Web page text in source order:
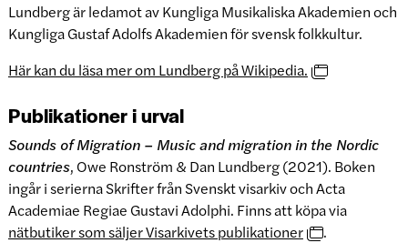
Lundberg är ledamot av Kungliga Musikaliska Akademien och
Kungliga Gustaf Adolfs Akademien för svensk folkkultur.
Här kan du läsa mer om Lundberg på Wikipedia.
Publikationer i urval
Sounds of Migration – Music and migration in the Nordic
countries, Owe Ronström & Dan Lundberg (2021). Boken
ingår i serierna Skrifter från Svenskt visarkiv och Acta
Academiae Regiae Gustavi Adolphi. Finns att köpa via
nätbutiker som säljer Visarkivets publikationer
.